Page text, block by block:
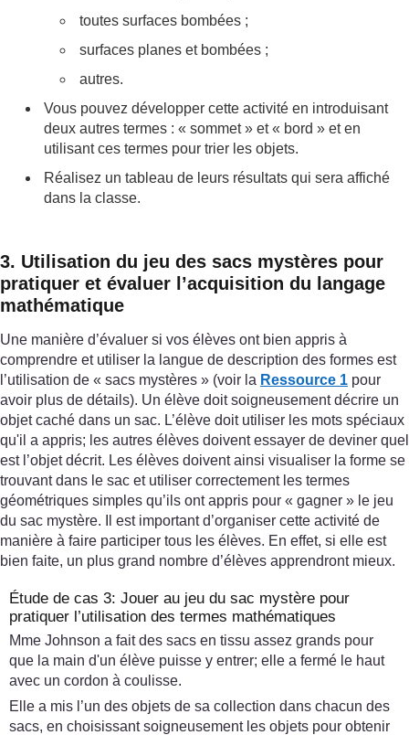
toutes surfaces bombées ;
surfaces planes et bombées ;
autres.
Vous pouvez développer cette activité en introduisant
deux autres termes : « sommet » et « bord » et en
utilisant ces termes pour trier les objets.
Réalisez un tableau de leurs résultats qui sera affiché
dans la classe.
3. Utilisation du jeu des sacs mystères pour
pratiquer et évaluer l’acquisition du langage
mathématique
Une manière d’évaluer si vos élèves ont bien appris à
comprendre et utiliser la langue de description des formes est
l’utilisation de « sacs mystères » (voir la Ressource 1 pour
avoir plus de détails). Un élève doit soigneusement décrire un
objet caché dans un sac. L’élève doit utiliser les mots spéciaux
qu'il a appris; les autres élèves doivent essayer de deviner quel
est l’objet décrit. Les élèves doivent ainsi visualiser la forme se
trouvant dans le sac et utiliser correctement les termes
géométriques simples qu’ils ont appris pour « gagner » le jeu
du sac mystère. Il est important d’organiser cette activité de
manière à faire participer tous les élèves. En effet, si elle est
bien faite, un plus grand nombre d’élèves apprendront mieux.
Étude de cas 3: Jouer au jeu du sac mystère pour
pratiquer l’utilisation des termes mathématiques
Mme Johnson a fait des sacs en tissu assez grands pour
que la main d'un élève puisse y entrer; elle a fermé le haut
avec un cordon à coulisse.
Elle a mis l’un des objets de sa collection dans chacun des
sacs, en choisissant soigneusement les objets pour obtenir